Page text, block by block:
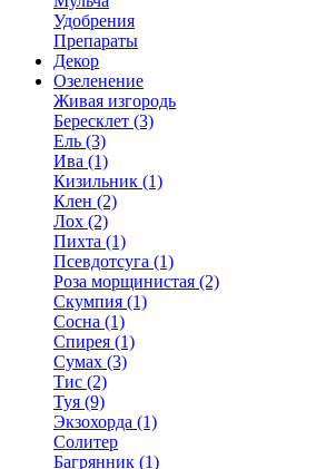
Удобрения
Препараты
Декор
Озеленение
Живая изгородь
Бересклет (3)
Ель (3)
Ива (1)
Кизильник (1)
Клен (2)
Лох (2)
Пихта (1)
Псевдотсуга (1)
Роза морщинистая (2)
Скумпия (1)
Сосна (1)
Спирея (1)
Сумах (3)
Тис (2)
Туя (9)
Экзохорда (1)
Солитер
Багрянник (1)